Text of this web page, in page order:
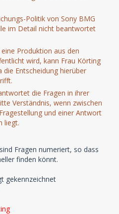
Politik von Sony BMG
im Detail nicht beantwortet
Produktion aus den
wird, kann Frau Körting
Entscheidung hierüber
die Fragen in ihrer
Verständnis, wenn zwischen
und einer Antwort
liegt.
Fragen numeriert, so dass
finden könnt.
gekennzeichnet